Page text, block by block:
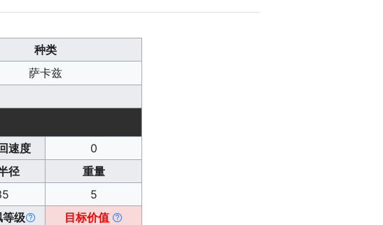
种类
萨卡兹
速度
0
径
重量
5
等级
目标价值